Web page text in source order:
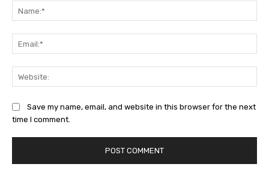
Save my name, email, and website in this browser for the next
time I comment.